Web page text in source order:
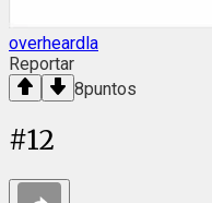
overheardla
Reportar
8puntos
#12